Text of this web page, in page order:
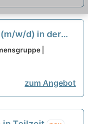
w/d) in der
Teilzeit /
|
zum Angebot